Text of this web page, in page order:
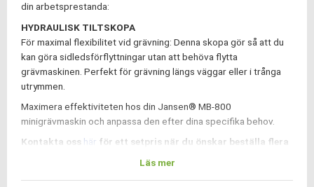
din arbetsprestanda:
HYDRAULISK TILTSKOPA
För maximal flexibilitet vid grävning: Denna skopa gör så att du
kan göra sidledsförflyttningar utan att behöva flytta
grävmaskinen. Perfekt för grävning längs väggar eller i trånga
utrymmen.
Maximera effektiviteten hos din Jansen® MB-800
minigrävmaskin och anpassa den efter dina specifika behov.
Kontakta oss här för ett setpris när du önskar beställa flera
Läs mer